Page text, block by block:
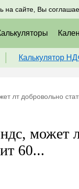
на сайте, Вы
Калькулятор
лт добровольно
может
60...